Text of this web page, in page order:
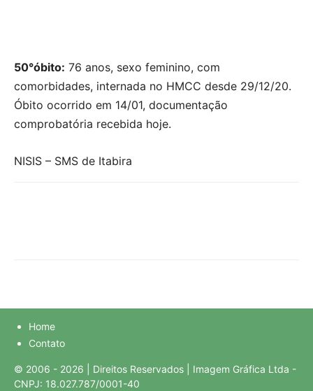
50°óbito: 76 anos, sexo feminino, com
comorbidades, internada no HMCC desde 29/12/20.
Óbito ocorrido em 14/01, documentação
comprobatória recebida hoje.
NISIS – SMS de Itabira
Home
Contato
© 2006 - 2026 | Direitos Reservados | Imagem Gráfica Ltda -
CNPJ: 18.027.787/0001-40